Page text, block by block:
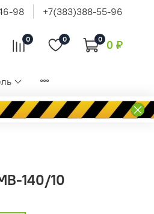
98 +7(383)388-55-96
0 0 0 0 ₽
140/10